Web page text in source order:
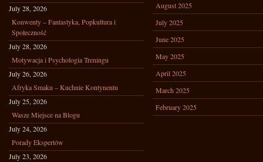
July 28, 2026
Konwenty – Fantastyka, Popkultura i
Społeczność
July 28, 2026
Motywacja i Psychologia Treningu
July 26, 2026
Afryka Smaku – Kuchnie Kontynentu
July 25, 2026
Wasze Miejsce na Blogu
July 24, 2026
Porady Ekspertów
July 23, 2026
August 2025
July 2025
June 2025
May 2025
April 2025
March 2025
February 2025